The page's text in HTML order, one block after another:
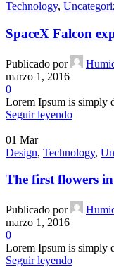
Technology,
SpaceX Falcon
Publicado por
marzo 1, 2016
0
Lorem Ipsum is simply
Seguir leyendo
01 Mar
Design, Technology,
The first flowers in
Publicado por
marzo 1, 2016
0
Lorem Ipsum is simply
Seguir leyendo